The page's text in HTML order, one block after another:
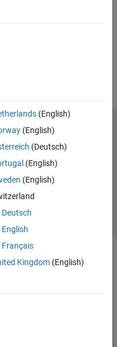
(English)
(English)
(Deutsch)
(English)
(English)
Deutsch
English
Français
Kingdom(English)
sulla privacy
Contatti